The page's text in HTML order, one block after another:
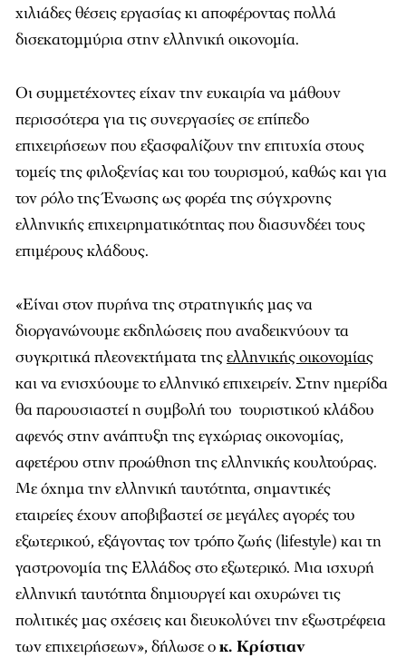
χιλιάδες θέσεις εργασίας κι αποφέροντας πολλά
δισεκατομμύρια στην ελληνική οικονομία.
Οι συμμετέχοντες είχαν την ευκαιρία να μάθουν
περισσότερα για τις συνεργασίες σε επίπεδο
επιχειρήσεων που εξασφαλίζουν την επιτυχία στους
τομείς της φιλοξενίας και του τουρισμού, καθώς και για
τον ρόλο της Ένωσης ως φορέα της σύγχρονης
ελληνικής επιχειρηματικότητας που διασυνδέει τους
επιμέρους κλάδους.
«Είναι στον πυρήνα της στρατηγικής μας να
διοργανώνουμε εκδηλώσεις που αναδεικνύουν τα
συγκριτικά πλεονεκτήματα τηςελληνικής οικονομίας
και να ενισχύουμε το ελληνικό επιχειρείν. Στην ημερίδα
θα παρουσιαστεί η συμβολή του τουριστικού κλάδου
αφενός στην ανάπτυξη της εγχώριας οικονομίας,
αφετέρου στην προώθηση της ελληνικής κουλτούρας.
Με όχημα την ελληνική ταυτότητα, σημαντικές
εταιρείες έχουν αποβιβαστεί σε μεγάλες αγορές του
εξωτερικού, εξάγοντας τον τρόπο ζωής (lifestyle) και τη
γαστρονομία της Ελλάδος στο εξωτερικό. Μια ισχυρή
ελληνική ταυτότητα δημιουργεί και οχυρώνει τις
πολιτικές μας σχέσεις και διευκολύνει την εξωστρέφεια
των επιχειρήσεων», δήλωσε οκ. Κρίστιαν